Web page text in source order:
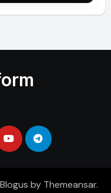
Blogus by Themeansar.